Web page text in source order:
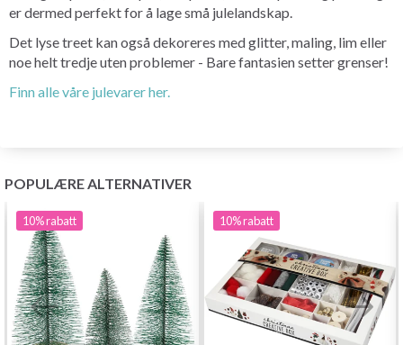
er dermed perfekt for å lage små julelandskap.
Det lyse treet kan også dekoreres med glitter, maling, lim eller
noe helt tredje uten problemer - Bare fantasien setter grenser!
Finn alle våre julevarer her.
POPULÆRE ALTERNATIVER
10%rabatt 10%rabatt